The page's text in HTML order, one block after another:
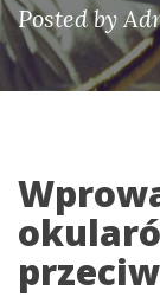
Posted by